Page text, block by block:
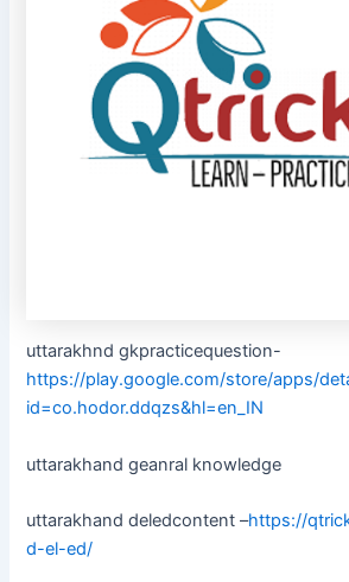
uttarakhnd gkpracticequestion-
https://play.google.com/store/apps/
id=co.hodor.ddqzs&hl=en_IN
uttarakhand geanral knowledge
uttarakhand deledcontent –https://
d-el-ed/